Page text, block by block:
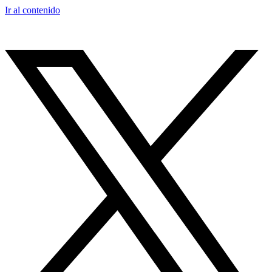
Ir al contenido